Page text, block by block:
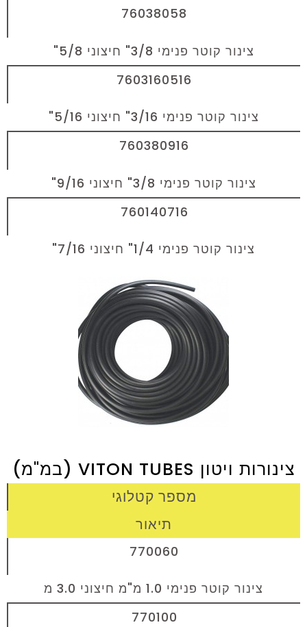
76038058
צינור קוטר פנימי 3/8" חיצוני 5/8"
7603160516
צינור קוטר פנימי 3/16" חיצוני 5/16"
760380916
צינור קוטר פנימי 3/8" חיצוני 9/16"
760140716
צינור קוטר פנימי 1/4" חיצוני 7/16"
צינורות ויטון VITON TUBES (במ"מ)
מספר קטלוגי
תיאור
770060
צינור קוטר פנימי 1.0 מ"מ חיצוני 3.0 מ
770100